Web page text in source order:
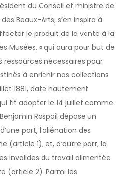
du Conseil et ministre de
Beaux-Arts, s’en inspira à
le produit de la vente à la
Musées, « qui aura pour but de
nécessaires pour
à enrichir nos collections
1881, date hautement
fit adopter le 14 juillet comme
Raspail dépose un
part, l’aliénation des
(article 1), et, d’autre part, la
invalides du travail alimentée
(article 2). Parmi les